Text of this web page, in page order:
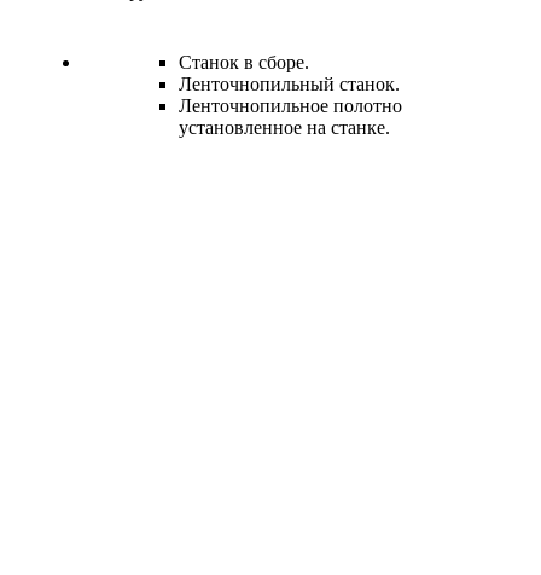
Станок в сборе.
Ленточнопильный станок.
Ленточнопильное полотно
установленное на станке.